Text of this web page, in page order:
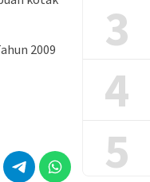
2009
3
4
5